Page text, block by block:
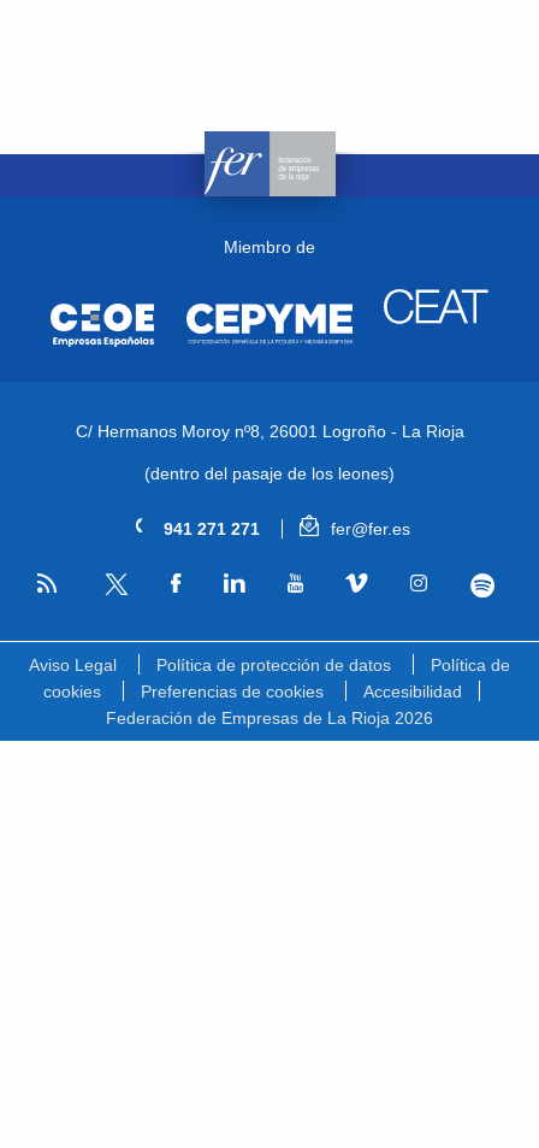
Miembro de
C/ Hermanos Moroy nº8, 26001 Logroño - La Rioja
(dentro del pasaje de los leones)
941 271 271 fer@fer.es
RSS
Aviso Legal Política de protección de datos
Política de
cookies
Preferencias de cookies
Accesibilidad
Federación de Empresas de La Rioja 2026